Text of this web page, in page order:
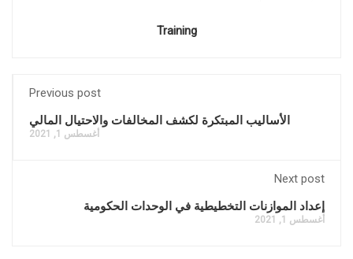
Training
Previous post
الأساليب المبتكرة لكشف المخالفات والاحتيال المالي
أغسطس 1, 2021
Next post
إعداد الموازنات التخطيطية في الوحدات الحكومية
أغسطس 1, 2021